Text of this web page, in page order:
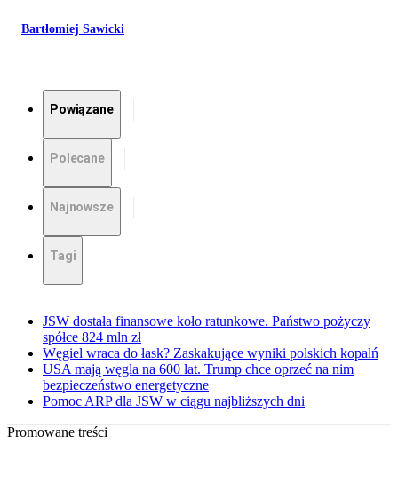
Bartłomiej Sawicki
Powiązane
Polecane
Najnowsze
Tagi
JSW dostała finansowe koło ratunkowe. Państwo pożyczy
spółce 824 mln zł
Węgiel wraca do łask? Zaskakujące wyniki polskich kopalń
USA mają węgla na 600 lat. Trump chce oprzeć na nim
bezpieczeństwo energetyczne
Pomoc ARP dla JSW w ciągu najbliższych dni
Promowane treści